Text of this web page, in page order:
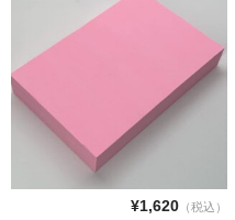
コネクタ端子
電源
スイッチ
¥1,620（税込）